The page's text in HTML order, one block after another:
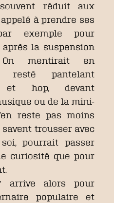
réduit aux
à prendre ses
exemple pour
après la suspension
mentirait en
resté pantelant
et hop, devant
ou de la mini-
reste pas moins
trousser avec
pourrait passer
curiosité que pour
arrive alors pour
populaire et